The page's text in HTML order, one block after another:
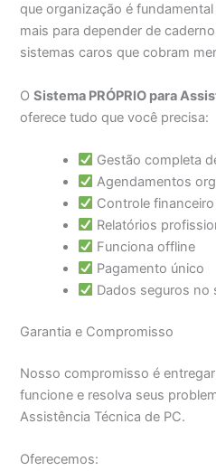
que organização é
mais para depender de
sistemas caros que cobram
OSistema PRÓPRIO para
oferece tudo que você precisa:
Gestão completa
Agendamentos
Controle financeiro
Relatórios
Funciona offline
Pagamento único
Dados seguros no
Garantia e Compromisso
Nosso compromisso é
funcione e resolva seus
Assistência Técnica de PC.
Oferecemos: